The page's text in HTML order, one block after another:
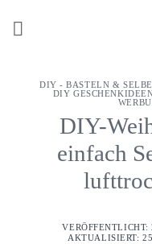
DIY - BASTELN &
DIY
DIY-
einfach
AKTUALISIERT: